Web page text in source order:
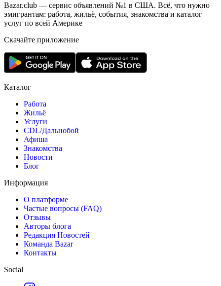
Bazar.club — сервис объявлений №1 в США. Всё, что нужно
эмигрантам: работа, жильё, события, знакомства и каталог
услуг по всей Америке
Скачайте приложение
Каталог
Работа
Жильё
Услуги
CDL/Дальнобой
Афиша
Знакомства
Новости
Блог
Информация
О платформе
Частые вопросы (FAQ)
Отзывы
Авторы блога
Редакция Новостей
Команда Bazar
Контакты
Social